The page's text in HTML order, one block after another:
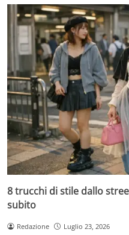
8 trucchi di stile dallo
subito
Redazione Luglio 23, 2026